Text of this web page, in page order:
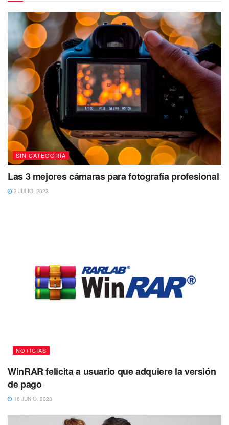
SIN CATEGORÍA
Las 3 mejores cámaras para fotografía profesional
3 JULIO, 2023
NOTICIAS
WinRAR felicita a usuario que adquiere la versión
de pago
16 JUNIO, 2023